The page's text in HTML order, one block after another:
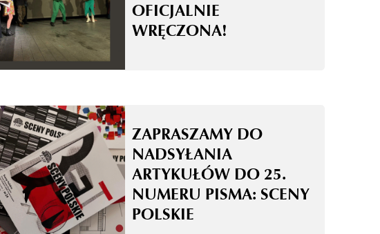
OFICJALNIE
WRĘCZONA!
ZAPRASZAMY DO
NADSYŁANIA
ARTYKUŁÓW DO 25.
NUMERU PISMA: SCENY
POLSKIE